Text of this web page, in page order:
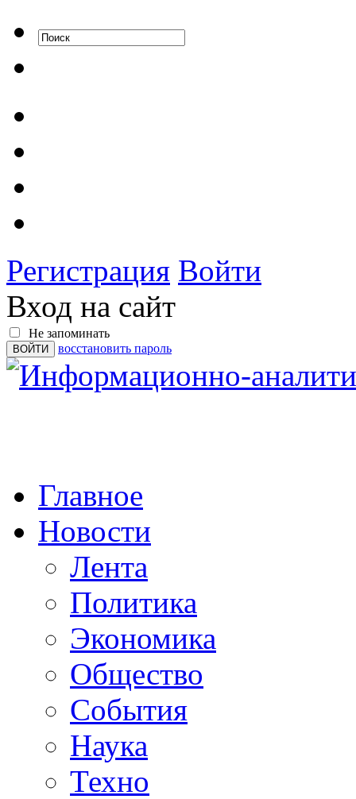
Регистрация Войти
Вход на сайт
Не запоминать
восстановить пароль
Главное
Новости
Лента
Политика
Экономика
Общество
События
Наука
Техно